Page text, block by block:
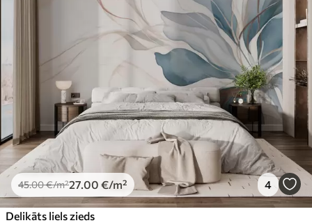
45.00€/m²27 .00 €/m² 4
Delikāts liels zieds